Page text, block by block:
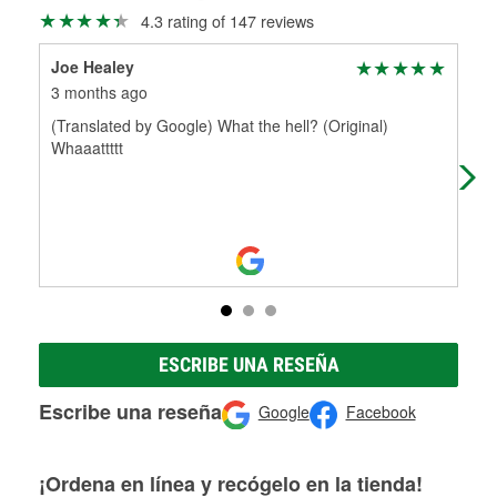
Herramientas de O'Reilly
pueden ser reutilizados, podemos ayudarte a encontrar las
partes de reemplazo correctas para tu reparación.
Rectificación de tambores y discos de freno
4.3 rating of 147 reviews
Joe Healey
3 months ago
(Translated by Google) What the hell? (Original)
Whaaattttt
ESCRIBE UNA RESEÑA
Escribe una reseña Google Facebook
¡Ordena en línea y recógelo en la tienda!